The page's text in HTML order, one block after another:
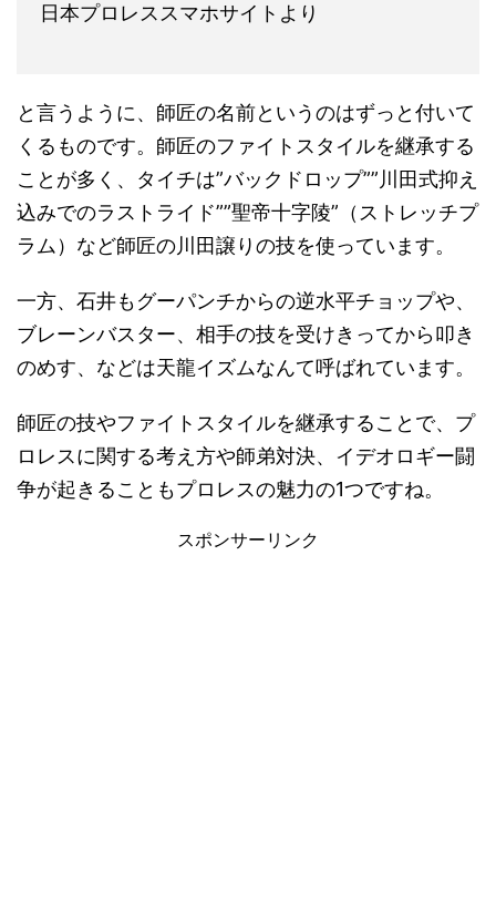
日本プロレススマホサイトより
と言うように、師匠の名前というのはずっと付いて
くるものです。師匠のファイトスタイルを継承する
ことが多く、タイチは”バックドロップ””川田式抑え
込みでのラストライド””聖帝十字陵”（ストレッチプ
ラム）など師匠の川田譲りの技を使っています。
一方、石井もグーパンチからの逆水平チョップや、
ブレーンバスター、相手の技を受けきってから叩き
のめす、などは天龍イズムなんて呼ばれています。
師匠の技やファイトスタイルを継承することで、プ
ロレスに関する考え方や師弟対決、イデオロギー闘
争が起きることもプロレスの魅力の1つですね。
スポンサーリンク